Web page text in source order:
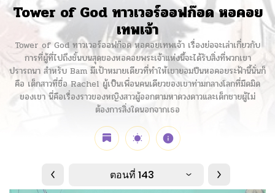
Tower of God ทาวเวอร์ออฟก๊อด หอคอย
เทพเจ้า
Tower of God ทาวเวอร์ออฟก๊อด หอคอยเทพเจ้า เรื่องย่อจะเล่าเกี่ยวกับ
การที่ผู้ที่ไปถึงชั้นบนสุดของหอคอยพระเจ้าแห่งนี้จะได้รับสิ่งที่พวกเขา
ปรารถนา สำหรับ Bam มีเป้าหมายเดียวที่ทำให้เขายอมปีนหอคอยระฟ้านี้นั่นก็
คือ เด็กสาวที่ชื่อ Rachel ผู้เป็นเพื่อนคนเดียวของเขาท่ามกลางโลกที่มืดมิด
ของเขา นี่คือเรื่องราวของหญิงสาวผู้ออกตามหาดวงดาวและเด็กชายผู้ไม่
ต้องการสิ่งใดนอกจากเธอ
ตอนที่ 143